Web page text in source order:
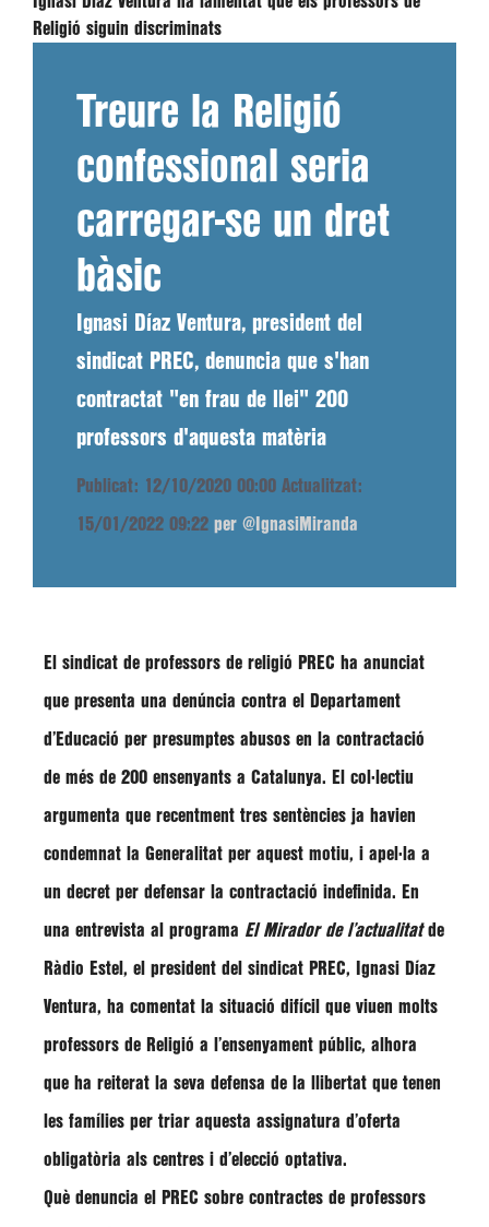
Religió siguin discriminats
Treure la Religió
confessional seria
carregar-se un dret
bàsic
Ignasi Díaz Ventura, president del
sindicat PREC, denuncia que s'han
contractat "en frau de llei" 200
professors d'aquesta matèria
Publicat: 12/10/2020 00:00 Actualitzat:
15/01/2022 09:22 per @IgnasiMiranda
El sindicat de professors de religió PREC ha anunciat
que presenta una denúncia contra el Departament
d’Educació per presumptes abusos en la contractació
de més de 200 ensenyants a Catalunya. El col·lectiu
argumenta que recentment tres sentències ja havien
condemnat la Generalitat per aquest motiu, i apel·la a
un decret per defensar la contractació indefinida. En
una entrevista al programa El Mirador de l’actualitatde
Ràdio Estel, el president del sindicat PREC, Ignasi Díaz
Ventura, ha comentat la situació difícil que viuen molts
professors de Religió a l’ensenyament públic, alhora
que ha reiterat la seva defensa de la llibertat que tenen
les famílies per triar aquesta assignatura d’oferta
obligatòria als centres i d’elecció optativa.
Què denuncia el PREC sobre contractes de professors